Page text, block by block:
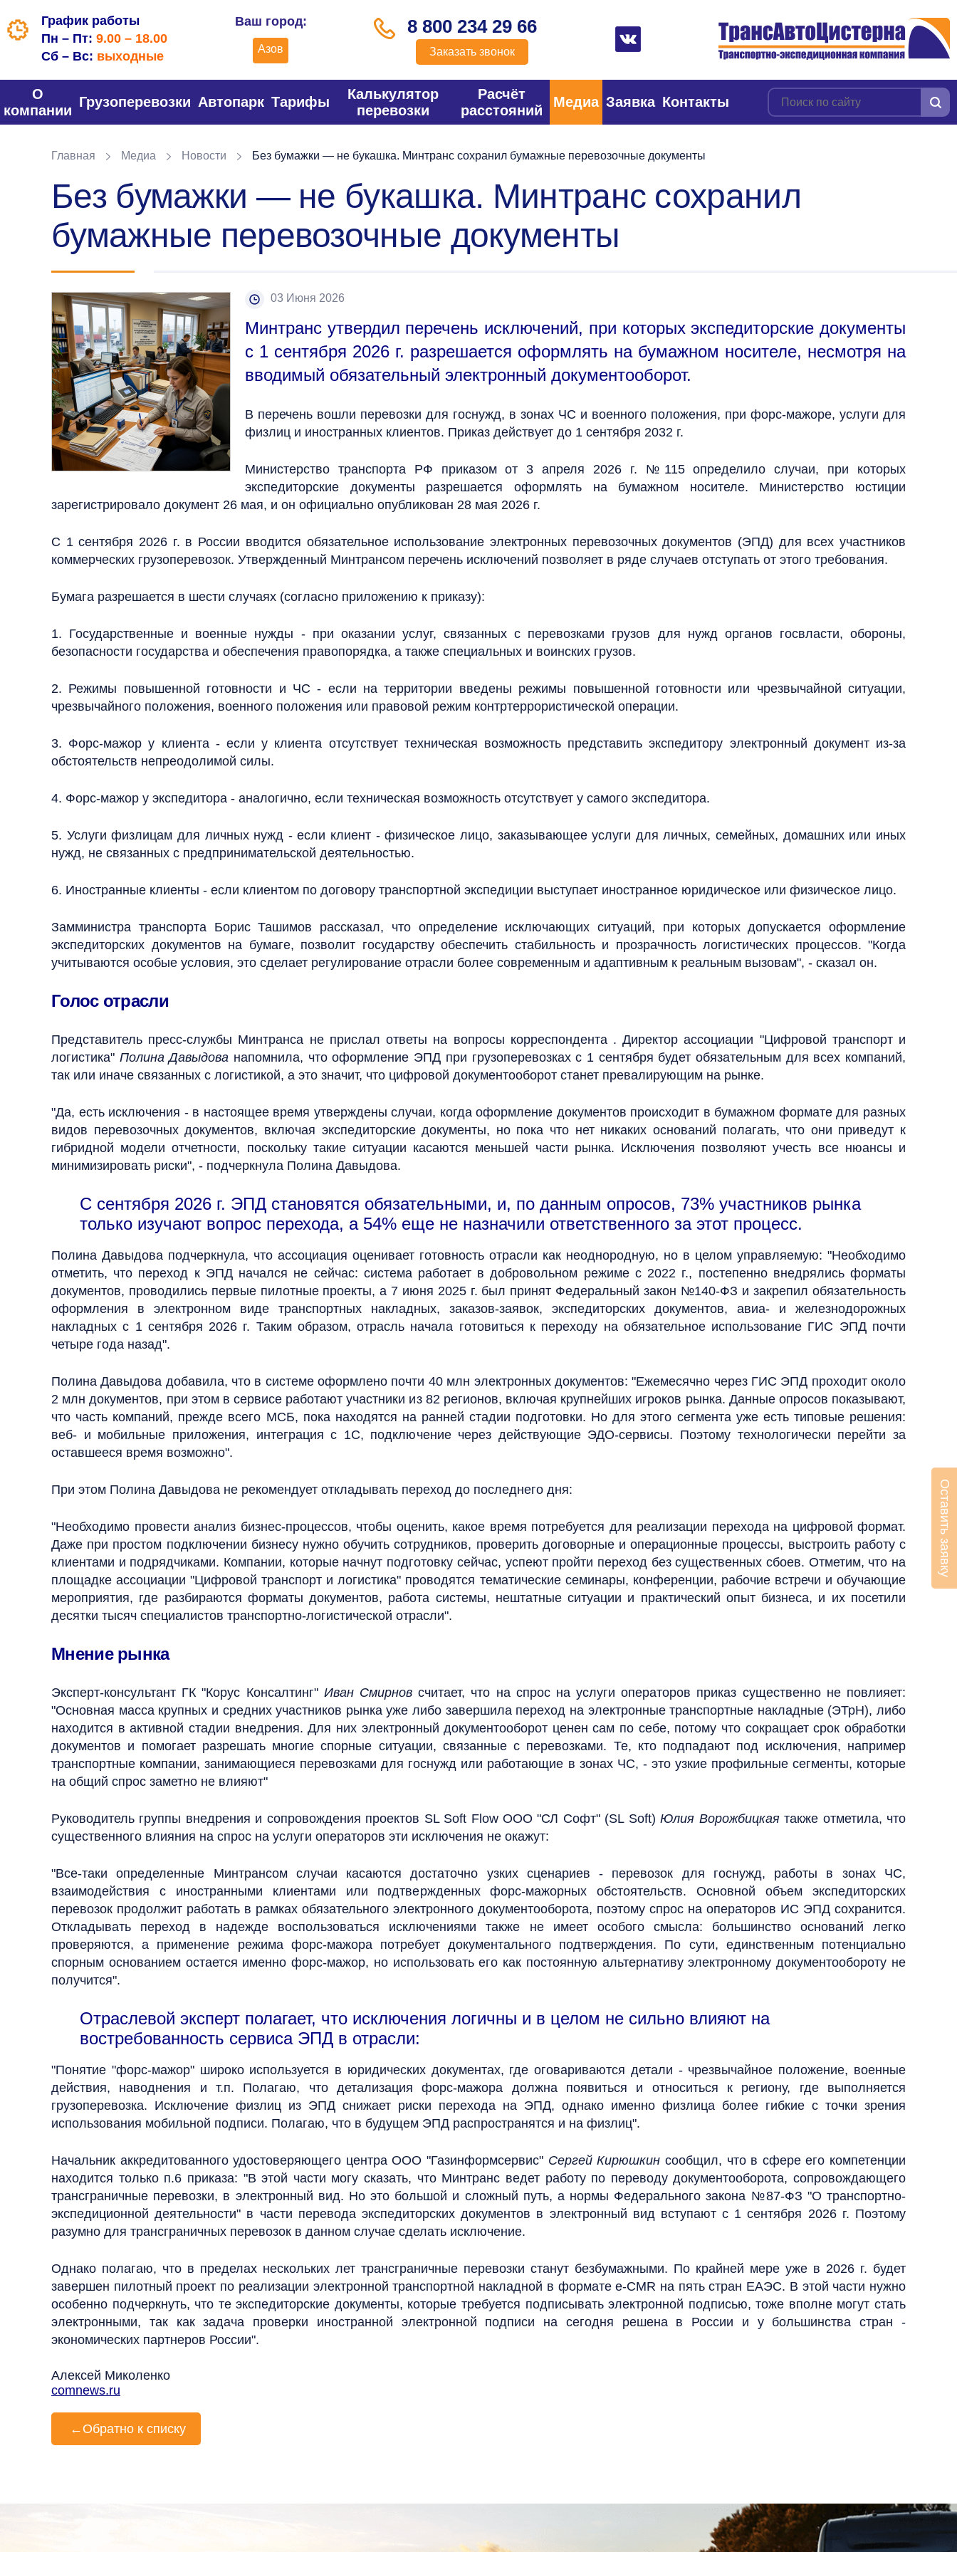
График работы
Пн – Пт: 9.00 – 18.00
Сб – Вс: выходные
Ваш город:
Азов
8 800 234 29 66
Заказать звонок
О
компании
Грузоперевозки Автопарк Тарифы
Калькулятор
перевозки
Расчёт
расстояний
Медиа Заявка Контакты
Главная Медиа Новости Без бумажки — не букашка. Минтранс сохранил бумажные перевозочные документы
Без бумажки — не букашка. Минтранс сохранил
бумажные перевозочные документы
03 Июня 2026
Мин­транс ут­вер­дил пе­речень ис­клю­чений, при ко­торых эк­спе­дитор­ские до­кумен­ты
с 1 сен­тяб­ря 2026 г. раз­ре­шает­ся офор­млять на бу­маж­ном но­сите­ле, нес­мот­ря на
вво­димый обя­затель­ный элек­трон­ный до­кумен­тоо­бо­рот.
В пе­речень вош­ли пе­ревоз­ки для гос­нужд, в зо­нах ЧС и воен­но­го по­ложе­ния, при форс-ма­жоре, ус­лу­ги для
физ­лиц и инос­тран­ных клиен­тов. При­каз дей­ствует до 1 сен­тяб­ря 2032 г.
Министерство транспорта РФ приказом от 3 апреля 2026 г. №115 определило случаи, при которых
экспедиторские документы разрешается оформлять на бумажном носителе. Министерство юстиции
зарегистрировало документ 26 мая, и он официально опубликован 28 мая 2026 г.
С 1 сентября 2026 г. в России вводится обязательное использование электронных перевозочных документов (ЭПД) для всех участников
коммерческих грузоперевозок. Утвержденный Минтрансом перечень исключений позволяет в ряде случаев отступать от этого требования.
Бумага разрешается в шести случаях (согласно приложению к приказу):
1. Государственные и военные нужды - при оказании услуг, связанных с перевозками грузов для нужд органов госвласти, обороны,
безопасности государства и обеспечения правопорядка, а также специальных и воинских грузов.
2. Режимы повышенной готовности и ЧС - если на территории введены режимы повышенной готовности или чрезвычайной ситуации,
чрезвычайного положения, военного положения или правовой режим контртеррористической операции.
3. Форс-мажор у клиента - если у клиента отсутствует техническая возможность представить экспедитору электронный документ из-за
обстоятельств непреодолимой силы.
4. Форс-мажор у экспедитора - аналогично, если техническая возможность отсутствует у самого экспедитора.
5. Услуги физлицам для личных нужд - если клиент - физическое лицо, заказывающее услуги для личных, семейных, домашних или иных
нужд, не связанных с предпринимательской деятельностью.
6. Иностранные клиенты - если клиентом по договору транспортной экспедиции выступает иностранное юридическое или физическое лицо.
Замминистра транспорта Борис Ташимов рассказал, что определение исключающих ситуаций, при которых допускается оформление
экспедиторских документов на бумаге, позволит государству обеспечить стабильность и прозрачность логистических процессов. "Когда
учитываются особые условия, это сделает регулирование отрасли более современным и адаптивным к реальным вызовам", - сказал он.
Голос отрасли
Представитель пресс-службы Минтранса не прислал ответы на вопросы корреспондента . Директор ассоциации "Цифровой транспорт и
логистика" Полина Давыдова напомнила, что оформление ЭПД при грузоперевозках с 1 сентября будет обязательным для всех компаний,
так или иначе связанных с логистикой, а это значит, что цифровой документооборот станет превалирующим на рынке.
"Да, есть исключения - в настоящее время утверждены случаи, когда оформление документов происходит в бумажном формате для разных
видов перевозочных документов, включая экспедиторские документы, но пока что нет никаких оснований полагать, что они приведут к
гибридной модели отчетности, поскольку такие ситуации касаются меньшей части рынка. Исключения позволяют учесть все нюансы и
минимизировать риски", - подчеркнула Полина Давыдова.
С сентября 2026 г. ЭПД становятся обязательными, и, по данным опросов, 73% участников рынка
только изучают вопрос перехода, а 54% еще не назначили ответственного за этот процесс.
Полина Давыдова подчеркнула, что ассоциация оценивает готовность отрасли как неоднородную, но в целом управляемую: "Необходимо
отметить, что переход к ЭПД начался не сейчас: система работает в добровольном режиме с 2022 г., постепенно внедрялись форматы
документов, проводились первые пилотные проекты, а 7 июня 2025 г. был принят Федеральный закон №140-ФЗ и закрепил обязательность
оформления в электронном виде транспортных накладных, заказов-заявок, экспедиторских документов, авиа- и железнодорожных
накладных с 1 сентября 2026 г. Таким образом, отрасль начала готовиться к переходу на обязательное использование ГИС ЭПД почти
четыре года назад".
Полина Давыдова добавила, что в системе оформлено почти 40 млн электронных документов: "Ежемесячно через ГИС ЭПД проходит около
2 млн документов, при этом в сервисе работают участники из 82 регионов, включая крупнейших игроков рынка. Данные опросов показывают,
что часть компаний, прежде всего МСБ, пока находятся на ранней стадии подготовки. Но для этого сегмента уже есть типовые решения:
веб- и мобильные приложения, интеграция с 1С, подключение через действующие ЭДО-сервисы. Поэтому технологически перейти за
оставшееся время возможно".
При этом Полина Давыдова не рекомендует откладывать переход до последнего дня:
"Необходимо провести анализ бизнес-процессов, чтобы оценить, какое время потребуется для реализации перехода на цифровой формат.
Даже при простом подключении бизнесу нужно обучить сотрудников, проверить договорные и операционные процессы, выстроить работу с
клиентами и подрядчиками. Компании, которые начнут подготовку сейчас, успеют пройти переход без существенных сбоев. Отметим, что на
площадке ассоциации "Цифровой транспорт и логистика" проводятся тематические семинары, конференции, рабочие встречи и обучающие
мероприятия, где разбираются форматы документов, работа системы, нештатные ситуации и практический опыт бизнеса, и их посетили
десятки тысяч специалистов транспортно-логистической отрасли".
Мнение рынка
Эксперт-консультант ГК "Корус Консалтинг" Иван Смирновсчитает, что на спрос на услуги операторов приказ существенно не повлияет:
"Основная масса крупных и средних участников рынка уже либо завершила переход на электронные транспортные накладные (ЭТрН), либо
находится в активной стадии внедрения. Для них электронный документооборот ценен сам по себе, потому что сокращает срок обработки
документов и помогает разрешать многие спорные ситуации, связанные с перевозками. Те, кто подпадают под исключения, например
транспортные компании, занимающиеся перевозками для госнужд или работающие в зонах ЧС, - это узкие профильные сегменты, которые
на общий спрос заметно не влияют"
Руководитель группы внедрения и сопровождения проектов SL Soft Flow ООО "СЛ Софт" (SL Soft)Юлия Ворожбицкаятакже отметила, что
существенного влияния на спрос на услуги операторов эти исключения не окажут:
"Все-таки определенные Минтрансом случаи касаются достаточно узких сценариев - перевозок для госнужд, работы в зонах ЧС,
взаимодействия с иностранными клиентами или подтвержденных форс-мажорных обстоятельств. Основной объем экспедиторских
перевозок продолжит работать в рамках обязательного электронного документооборота, поэтому спрос на операторов ИС ЭПД сохранится.
Откладывать переход в надежде воспользоваться исключениями также не имеет особого смысла: большинство оснований легко
проверяются, а применение режима форс-мажора потребует документального подтверждения. По сути, единственным потенциально
спорным основанием остается именно форс-мажор, но использовать его как постоянную альтернативу электронному документообороту не
получится".
Отраслевой эксперт полагает, что исключения логичны и в целом не сильно влияют на
востребованность сервиса ЭПД в отрасли:
"Понятие "форс-мажор" широко используется в юридических документах, где оговариваются детали - чрезвычайное положение, военные
действия, наводнения и т.п. Полагаю, что детализация форс-мажора должна появиться и относиться к региону, где выполняется
грузоперевозка. Исключение физлиц из ЭПД снижает риски перехода на ЭПД, однако именно физлица более гибкие с точки зрения
использования мобильной подписи. Полагаю, что в будущем ЭПД распространятся и на физлиц".
Начальник аккредитованного удостоверяющего центра ООО "Газинформсервис" Сергей Кирюшкин сообщил, что в сфере его компетенции
находится только п.6 приказа: "В этой части могу сказать, что Минтранс ведет работу по переводу документооборота, сопровождающего
трансграничные перевозки, в электронный вид. Но это большой и сложный путь, а нормы Федерального закона №87-ФЗ "О транспортно-
экспедиционной деятельности" в части перевода экспедиторских документов в электронный вид вступают с 1 сентября 2026 г. Поэтому
разумно для трансграничных перевозок в данном случае сделать исключение.
Однако полагаю, что в пределах нескольких лет трансграничные перевозки станут безбумажными. По крайней мере уже в 2026 г. будет
завершен пилотный проект по реализации электронной транспортной накладной в формате e-CMR на пять стран ЕАЭС. В этой части нужно
особенно подчеркнуть, что те экспедиторские документы, которые требуется подписывать электронной подписью, тоже вполне могут стать
электронными, так как задача проверки иностранной электронной подписи на сегодня решена в России и у большинства стран -
экономических партнеров России".
Алексей Миколенко
comnews.ru
← Обратно к списку
Оставить заявку